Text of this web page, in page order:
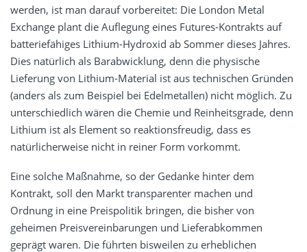
werden, ist man darauf vorbereitet: Die London Metal
Exchange plant die Auflegung eines Futures-Kontrakts auf
batteriefähiges Lithium-Hydroxid ab Sommer dieses Jahres.
Dies natürlich als Barabwicklung, denn die physische
Lieferung von Lithium-Material ist aus technischen Gründen
(anders als zum Beispiel bei Edelmetallen) nicht möglich. Zu
unterschiedlich wären die Chemie und Reinheitsgrade, denn
Lithium ist als Element so reaktionsfreudig, dass es
natürlicherweise nicht in reiner Form vorkommt.
Eine solche Maßnahme, so der Gedanke hinter dem
Kontrakt, soll den Markt transparenter machen und
Ordnung in eine Preispolitik bringen, die bisher von
geheimen Preisvereinbarungen und Lieferabkommen
geprägt waren. Die führten bisweilen zu erheblichen